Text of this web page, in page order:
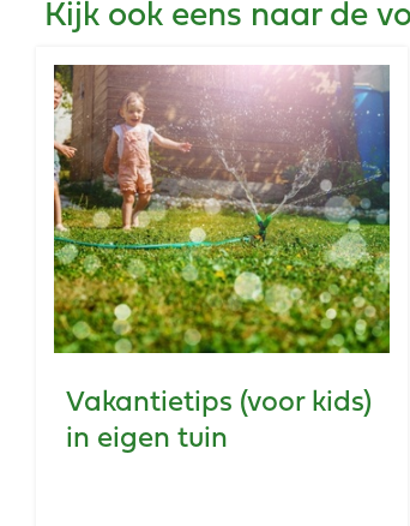
Kijk ook eens naar de
Vakantietips (voor kids)
in eigen tuin